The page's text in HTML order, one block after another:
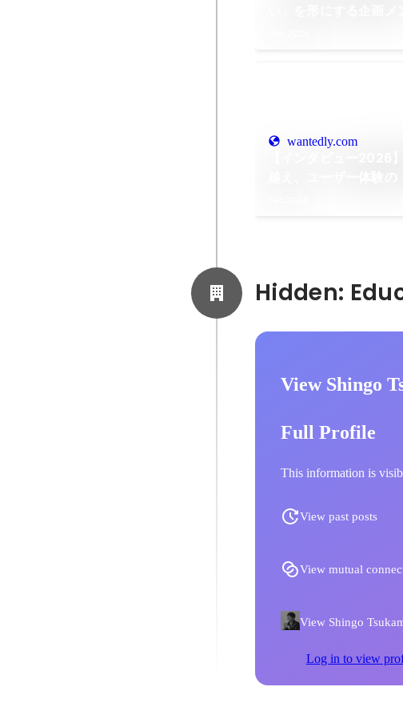
wantedly.com
View Shingo
Full Profile
This information is
View past posts
View mutual
View Shingo
Log in to view